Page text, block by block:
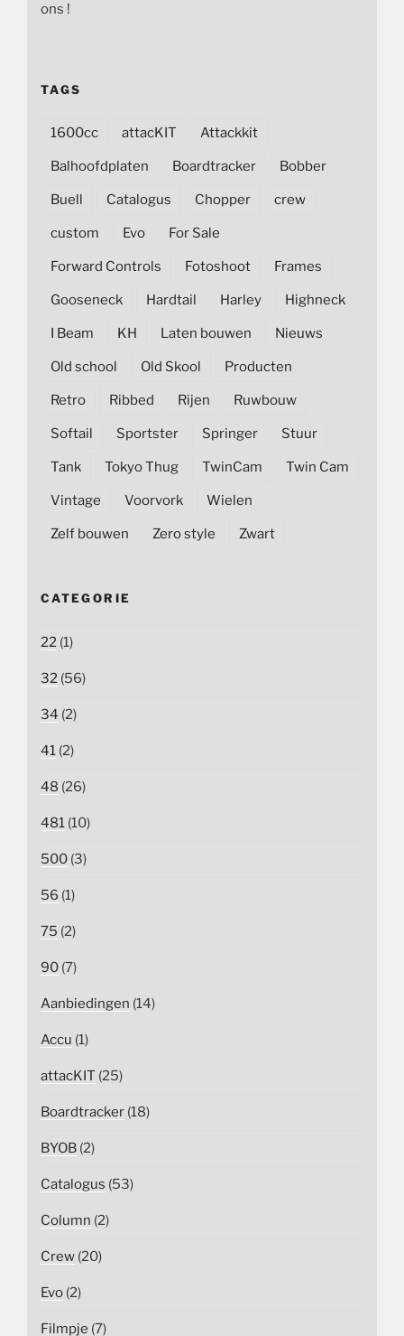
ons !
TAGS
1600cc attacKIT Attackkit
Balhoofdplaten Boardtracker Bobber
Buell Catalogus Chopper crew
custom Evo For Sale
Forward Controls Fotoshoot Frames
Gooseneck Hardtail Harley Highneck
I Beam KH Laten bouwen Nieuws
Old school Old Skool Producten
Retro Ribbed Rijen Ruwbouw
Softail Sportster Springer Stuur
Tank Tokyo Thug TwinCam Twin Cam
Vintage Voorvork Wielen
Zelf bouwen Zero style Zwart
CATEGORIE
22 (1)
32 (56)
34 (2)
41 (2)
48 (26)
481 (10)
500 (3)
56 (1)
75 (2)
90 (7)
Aanbiedingen (14)
Accu (1)
attacKIT (25)
Boardtracker (18)
BYOB (2)
Catalogus (53)
Column (2)
Crew (20)
Evo (2)
Filmpje (7)